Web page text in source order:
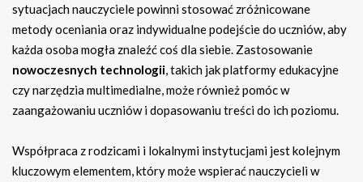
sytuacjach nauczyciele powinni stosować zróżnicowane
metody oceniania oraz indywidualne podejście do uczniów, aby
każda osoba mogła znaleźć coś dla siebie. Zastosowanie
nowoczesnych technologii, takich jak platformy edukacyjne
czy narzędzia multimedialne, może również pomóc w
zaangażowaniu uczniów i dopasowaniu treści do ich poziomu.
Współpraca z rodzicami i lokalnymi instytucjami jest kolejnym
kluczowym elementem, który może wspierać nauczycieli w